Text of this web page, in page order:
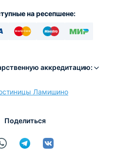
на ресепшене:
аккредитацию:
Ламишино
Поделиться